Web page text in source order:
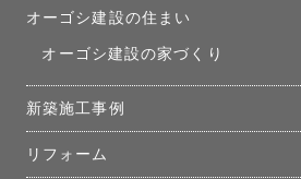
オーゴシ建設の住まい
オーゴシ建設の家づくり
新築施工事例
リフォーム